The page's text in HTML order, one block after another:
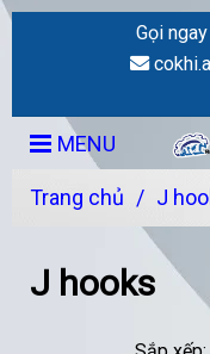
Gọi ngay
MENU
Trang chủ / J
J hooks